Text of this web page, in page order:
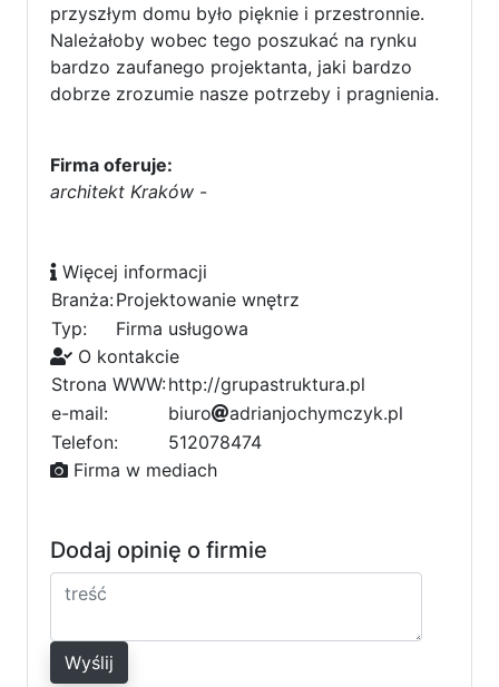
przyszłym domu było pięknie i przestronnie.
Należałoby wobec tego poszukać na rynku
bardzo zaufanego projektanta, jaki bardzo
dobrze zrozumie nasze potrzeby i pragnienia.
Firma oferuje:
architekt Kraków -
Więcej informacji
Branża:Projektowanie wnętrz
Typ:
Firma usługowa
O kontakcie
Strona WWW:http://grupastruktura.pl
e-mail:
biu6
ro adra
7
ia2
njochym3
czyk.pl
Telefon:
512078474
Firma w mediach
Dodaj opinię o firmie
Wyślij